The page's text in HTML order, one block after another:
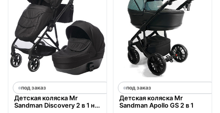
под заказ
Детская коляска Mr
Sandman Discovery 2 в 1 на
под заказ
Детская коляска Mr
Sandman Apollo GS 2 в 1